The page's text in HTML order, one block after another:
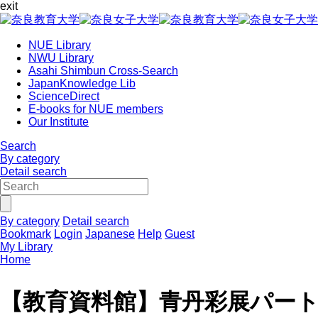
exit
NUE Library
NWU Library
Asahi Shimbun Cross-Search
JapanKnowledge Lib
ScienceDirect
E-books for NUE members
Our Institute
Search
By category
Detail search
By category Detail search
Bookmark Login Japanese Help Guest
My Library
Home
【教育資料館】青丹彩展パー